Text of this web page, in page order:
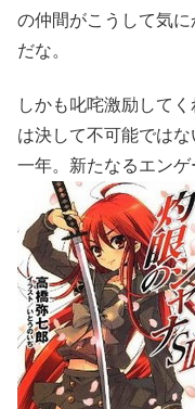
の仲間がこうして気
だな。
しかも叱咤激励して
は決して不可能では
一年。新たなるエンゲ